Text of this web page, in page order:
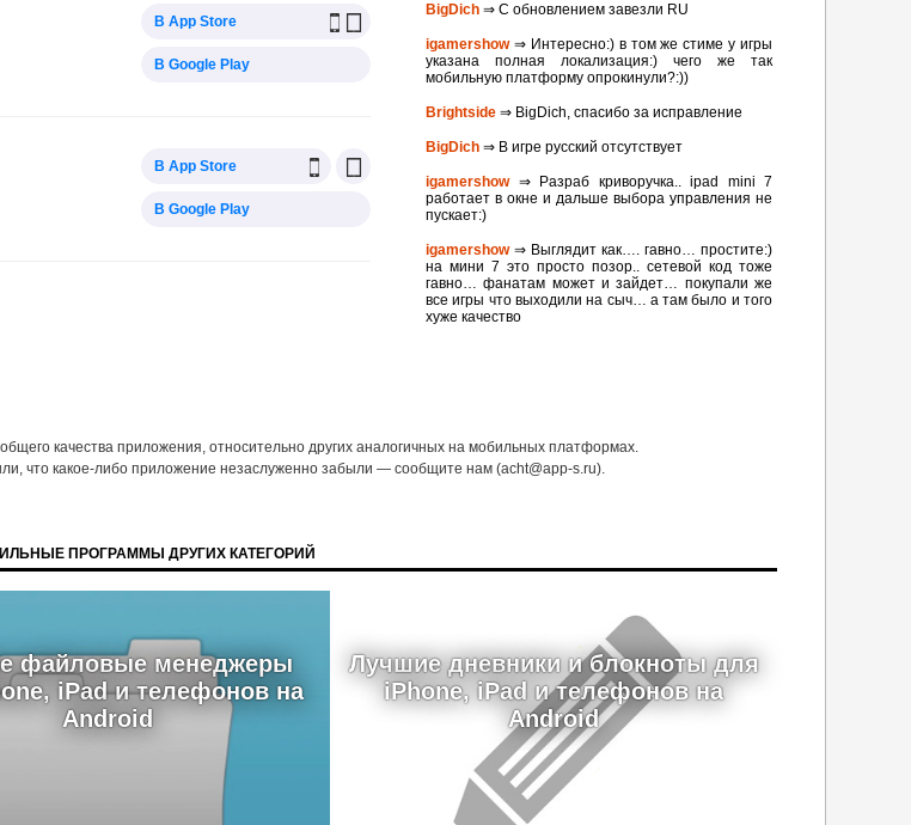
В App Store
В Google Play
В App Store
В Google Play
BigDich ⇒ С обновлением завезли RU
igamershow⇒ Интересно:) в том же стиме у игры
указана полная локализация:) чего же так
мобильную платформу опрокинули?:))
Brightside ⇒ BigDich, спасибо за исправление
BigDich ⇒ В игре русский отсутствует
igamershow⇒ Разраб криворучка.. ipad mini 7
работает в окне и дальше выбора управления не
пускает:)
igamershow⇒ Выглядит как…. гавно… простите:)
на мини 7 это просто позор.. сетевой код тоже
гавно… фанатам может и зайдет… покупали же
все игры что выходили на сыч… а там было и того
хуже качество
качества приложения, относительно других аналогичных на мобильных платформах.
что какое-либо приложение незаслуженно забыли — сообщите нам (acht@app-s.ru).
ПРОГРАММЫ ДРУГИХ КАТЕГОРИЙ
файловые менеджеры
iPad и телефонов на
Android
Лучшие дневники и блокноты для
iPhone, iPad и телефонов на
Android